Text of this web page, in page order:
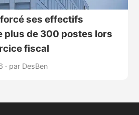
ses effectifs
plus de 300 postes lors
fiscal
· par DesBen